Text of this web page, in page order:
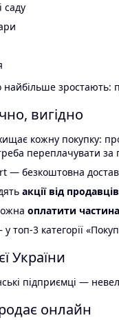
саду
зростають:
вигідно
кожну покупку:
переплачувати за
— безкоштовна
акції від
оплатити
топ-3 категорії
України
підприємці —
онлайн